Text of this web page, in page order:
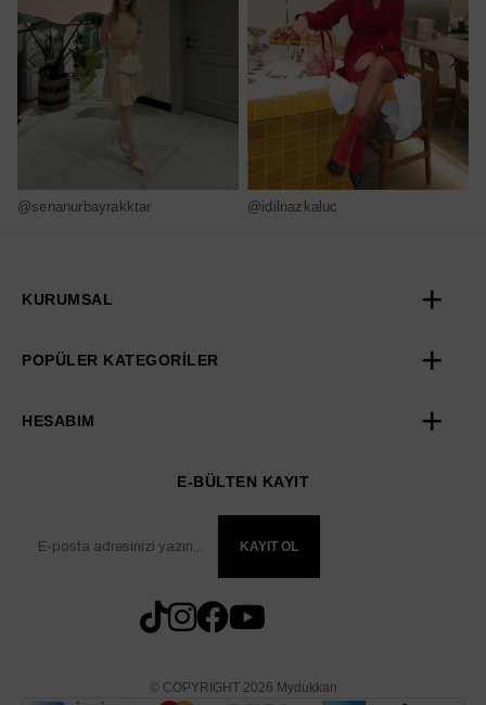
@senanurbayrakktar @idilnazkaluc
KURUMSAL
POPÜLER KATEGORİLER
HESABIM
E-BÜLTEN KAYIT
KAYIT OL
© COPYRIGHT 2026 Mydukkan